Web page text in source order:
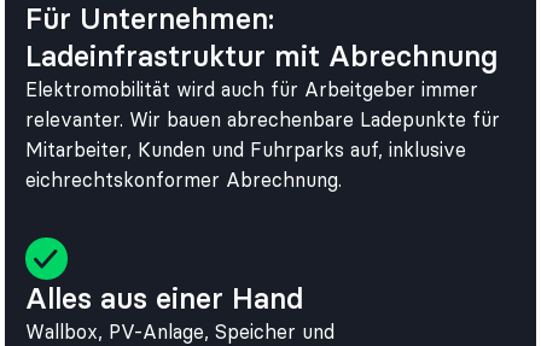
Für Unternehmen:
Ladeinfrastruktur mit Abrechnung
Elektromobilität wird auch für Arbeitgeber immer
relevanter. Wir bauen abrechenbare Ladepunkte für
Mitarbeiter, Kunden und Fuhrparks auf, inklusive
eichrechtskonformer Abrechnung.
Alles aus einer Hand
Wallbox, PV-Anlage, Speicher und